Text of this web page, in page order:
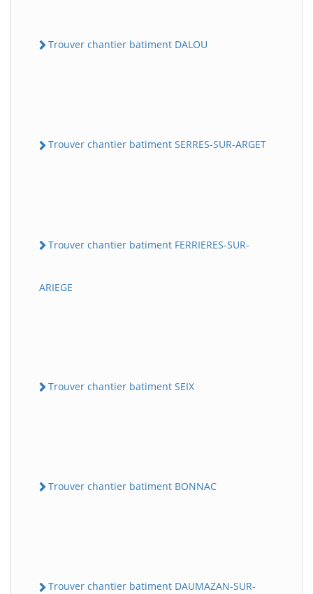
Trouver chantier batiment DALOU
Trouver chantier batiment SERRES-SUR-ARGET
Trouver chantier batiment FERRIERES-SUR-
ARIEGE
Trouver chantier batiment SEIX
Trouver chantier batiment BONNAC
Trouver chantier batiment DAUMAZAN-SUR-